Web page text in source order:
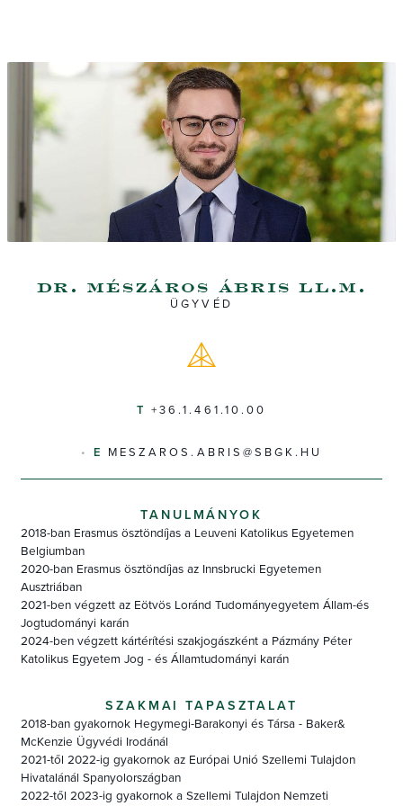
dr. mészáros ábris ll.m.
ÜGYVÉD
+36.1.461.10.00
MESZAROS.ABRIS@SBGK.HU
TANULMÁNYOK
2018-ban Erasmus ösztöndíjas a Leuveni Katolikus Egyetemen
Belgiumban
2020-ban Erasmus ösztöndíjas az Innsbrucki Egyetemen
Ausztriában
2021-ben végzett az Eötvös Loránd Tudományegyetem Állam-és
Jogtudományi karán
2024-ben végzett kártérítési szakjogászként a Pázmány Péter
Katolikus Egyetem Jog - és Államtudományi karán
SZAKMAI TAPASZTALAT
2018-ban gyakornok Hegymegi-Barakonyi és Társa - Baker&
McKenzie Ügyvédi Irodánál
2021-től 2022-ig gyakornok az Európai Unió Szellemi Tulajdon
Hivatalánál Spanyolországban
2022-től 2023-ig gyakornok a Szellemi Tulajdon Nemzeti